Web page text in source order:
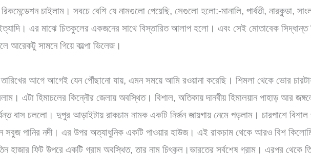
রিকমেন্ডেশন চাইলাম। সবচে বেশি যে নামগুলো পেয়েছি, সেগুলো হলো:-মানালি, পার্বতী, নারকুন্ডা,
এর মাঝে চিতকুলের একজনের সাথে বিস্তারিত আলাপ হলো। এবং সেই মোতাবেক সিদ্ধান্ত
আরেকটু সামনে গিয়ে কাল্পা ভিলেজ।
আগে আগেই যেন পৌঁছানো যায়, এমন সময়ে আমি রওয়ানা করেছি। শিমলা থেকে ভোর চারটায়
এটা হিমাচলের কিন্নৌর জেলায় অবস্থিত। বিশাল, অতিকায় দানবীয় হিমালয়ান পাহাড় আর
বাস চললো। দুপুর আড়াইটায় রাকচাম নামক একটি নির্জন জায়গায় নেমে পড়লাম। চারপাশে বিশাল
সবুজ পানির নদী। এর উপর অত্যাধুনিক একটি পাওয়ার হাউজ। এই রাকচাম থেকে আরও বিশ
হাজার ফিট উপরে একটি গ্রাম অবস্থিত, তার নাম চিৎকুল।ভারতের সর্বশেষ গ্রাম। এরপর থেকে